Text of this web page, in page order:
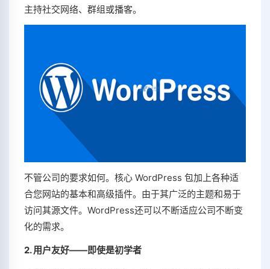
主持社交网络、群组或播客。
不管公司的要求如何。核心 WordPress 包加上各种适
合您网站的基本和高级插件。由于其广泛的主题和易于
访问其源文件。WordPress还可以不断适应公司不断变
化的需求。
2. 用户友好——即使是初学者